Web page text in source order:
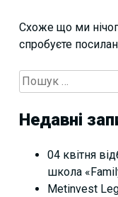
Схоже що ми
спробуєте
Пошук:
Недавні
04 квітня
школа
Metinvest